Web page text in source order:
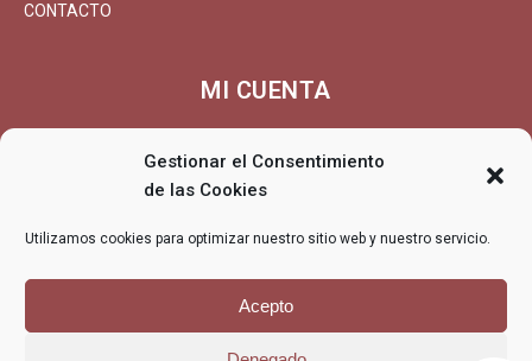
Gestionar el Consentimiento
de las Cookies
Utilizamos cookies para optimizar nuestro sitio web y nuestro servicio.
Acepto
CONTACTO
MI CUENTA
MI CUENTA/REGISTRARSE
CARRITO
DEVOLUCIONES/REEMBOLSO